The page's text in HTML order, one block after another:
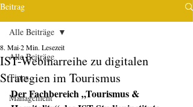
Beitrag
Alle Beiträge
Tipps
Management
Alle Beiträge
IST-Webinarreihe zu digitalen
Strategien im Tourismus
8. Mai2 Min. Lesezeit
Der Fachbereich „Tourismus &